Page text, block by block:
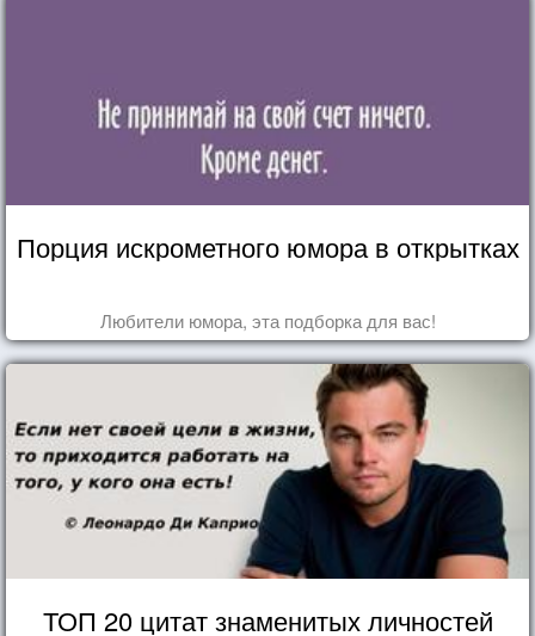
Порция искрометного юмора в открытках
Любители юмора, эта подборка для вас!
ТОП 20 цитат знаменитых личностей